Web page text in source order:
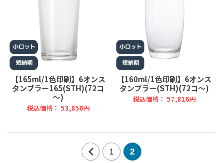
【165ml/1色印刷】6オンス
タンブラー165(STH)(72コ
～)
税込価格： 53,856円
【160ml/1色印刷】6オンス
タンブラー(STH)(72コ～)
税込価格： 57,816円
1 2